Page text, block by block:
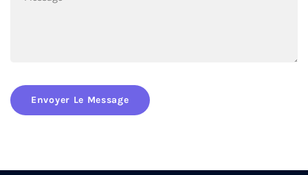
Envoyer Le Message